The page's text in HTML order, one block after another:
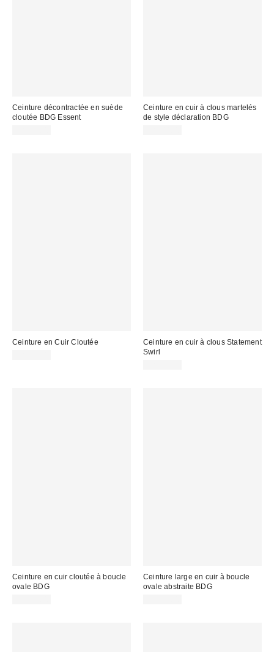
Ceinture décontractée en suède
cloutée BDG Essent
Ceinture en cuir à clous martelés
de style déclaration BDG
Ceinture en Cuir Cloutée
Ceinture en cuir à clous Statement
Swirl
Ceinture en cuir cloutée à boucle
ovale BDG
Ceinture large en cuir à boucle
ovale abstraite BDG